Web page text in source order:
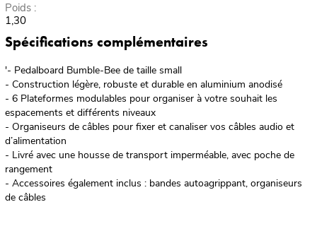
Poids :
1,30
Spécifications complémentaires
'- Pedalboard Bumble-Bee de taille small
- Construction légère, robuste et durable en aluminium anodisé
- 6 Plateformes modulables pour organiser à votre souhait les
espacements et différents niveaux
- Organiseurs de câbles pour fixer et canaliser vos câbles audio et
d’alimentation
- Livré avec une housse de transport imperméable, avec poche de
rangement
- Accessoires également inclus : bandes autoagrippant, organiseurs
de câbles